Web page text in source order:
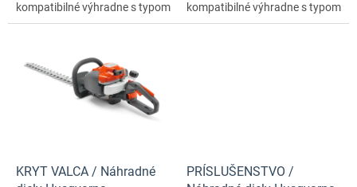
kompatibilné výhradne s typom
stroja s číslom 966532401
kompatibilné výhradne s typom
stroja s číslom 966532401
KRYT VALCA / Náhradné
PRÍSLUŠENSTVO /